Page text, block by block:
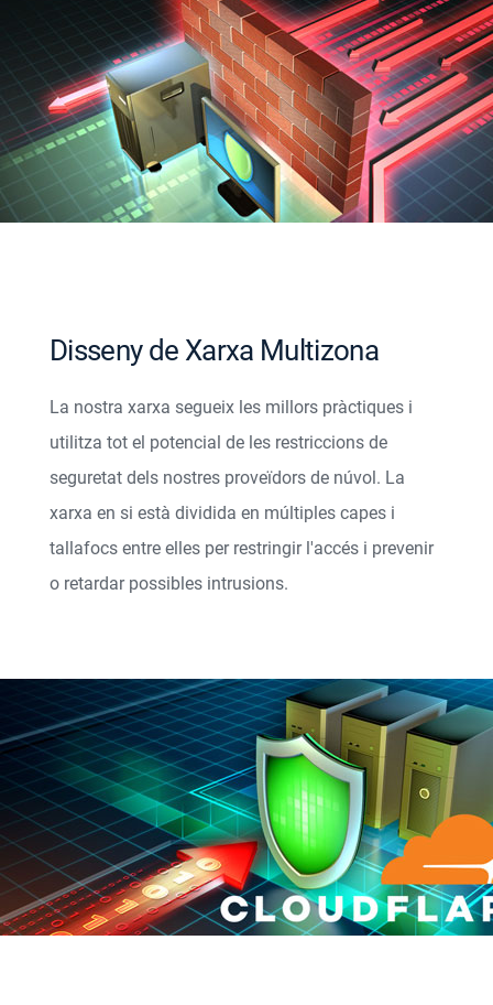
Disseny de Xarxa Multizona
La nostra xarxa segueix les millors pràctiques i
utilitza tot el potencial de les restriccions de
seguretat dels nostres proveïdors de núvol. La
xarxa en si està dividida en múltiples capes i
tallafocs entre elles per restringir l'accés i prevenir
o retardar possibles intrusions.